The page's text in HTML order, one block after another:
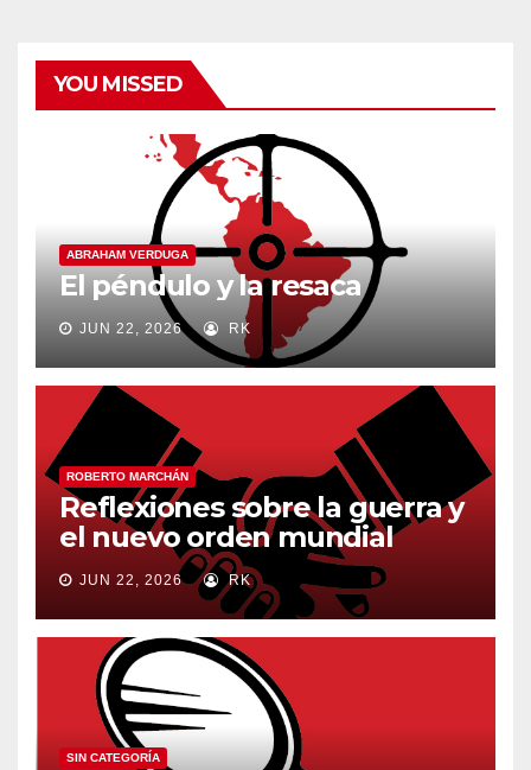
YOU MISSED
ABRAHAM VERDUGA
El péndulo y la resaca
JUN 22, 2026 RK
ROBERTO MARCHÁN
Reflexiones sobre la guerra y
el nuevo orden mundial
JUN 22, 2026 RK
SIN CATEGORÍA